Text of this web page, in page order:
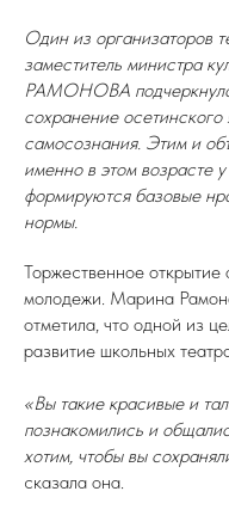
Один из организаторов
заместитель министра
РАМОНОВА
сохранение
самосознания. Этим и
именно в этом возрасте
формируются базовые
нормы.
Торжественное
молодежи. Марина
отметила, что одной из
развитие школьных
«Вы такие красивые и
познакомились и
хотим, чтобы вы
сказала она.